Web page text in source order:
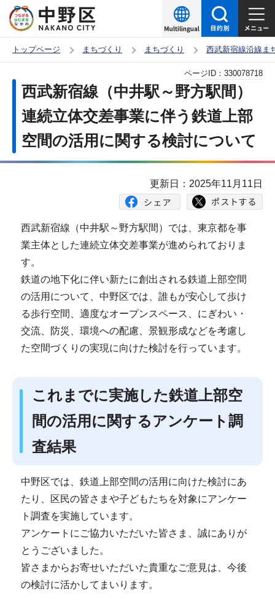
の
ー
す
トップページ まちづくり まちづくり 西武新宿線沿線ま
西武新宿線（中井駅～野方駅間）
連続立体交差事業に伴う鉄道上部
空間の活用に関する検討について
ページID： 330078718
更新日：2025年11月11日
西武新宿線（中井駅～野方駅間）では、東京都を事
業主体とした連続立体交差事業が進められておりま
す。
鉄道の地下化に伴い新たに創出される鉄道上部空間
の活用について、中野区では、誰もが安心して歩け
る歩行空間、適度なオープンスペース、にぎわい・
交流、防災、環境への配慮、景観形成などを考慮し
た空間づくりの実現に向けた検討を行っています。
これまでに実施した鉄道上部空
間の活用に関するアンケート調
査結果
中野区では、鉄道上部空間の活用に向けた検討にあ
たり、区民の皆さまや子どもたちを対象にアンケー
ト調査を実施しています。
アンケートにご協力いただいた皆さま、誠にありが
とうございました。
皆さまからお寄せいただいた貴重なご意見は、今後
の検討に活かしてまいります。